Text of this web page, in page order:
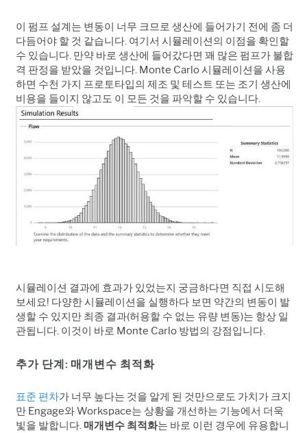
이 펌프 설계는 변동이 너무 크므로 생산에 들어가기 전에 좀 더
다듬어야 할 것 같습니다. 여기서 시뮬레이션의 이점을 확인할
수 있습니다. 만약 바로 생산에 들어갔다면 꽤 많은 펌프가 불합
격 판정을 받았을 것입니다. Monte Carlo 시뮬레이션을 사용
하면 수천 가지 프로토타입의 제조 및 테스트 또는 조기 생산에
비용을 들이지 않고도 이 모든 것을 파악할 수 있습니다.
시뮬레이션 결과에 효과가 있었는지 궁금하다면 직접 시도해
보세요! 다양한 시뮬레이션을 실행하다 보면 약간의 변동이 발
생할 수 있지만 최종 결과(허용할 수 없는 유량 변동)는 항상 일
관됩니다. 이것이 바로 Monte Carlo 방법의 강점입니다.
추가 단계: 매개변수 최적화
표준 편차가 너무 높다는 것을 알게 된 것만으로도 가치가 크지
만 Engage와 Workspace는 상황을 개선하는 기능에서 더욱
빛을 발합니다. 매개변수 최적화는 바로 이런 경우에 유용합니